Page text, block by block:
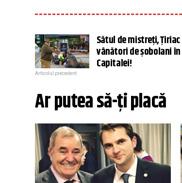
Sătul de mistreți,
vânători de șobolani
Capitalei!
Articolul precedent
Ar putea să-ți placă